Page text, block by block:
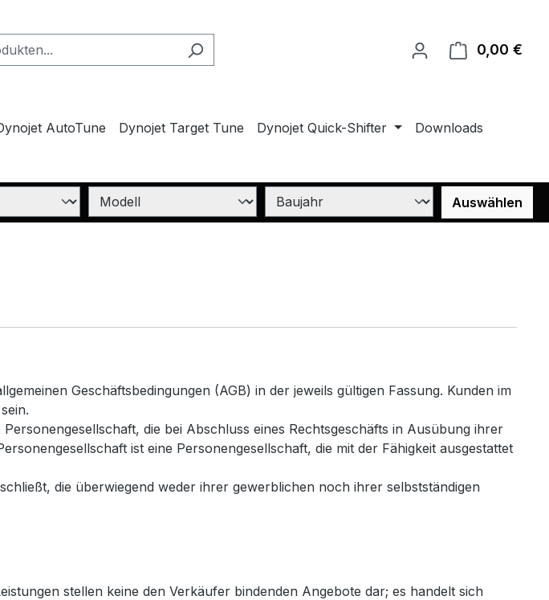
0,00 €
AutoTune Dynojet Target Tune Dynojet Quick-Shifter
Downloads
Auswählen
Geschäftsbedingungen (AGB) in der jeweils gültigen Fassung. Kunden im
die bei Abschluss eines Rechtsgeschäfts in Ausübung ihrer
ist eine Personengesellschaft, die mit der Fähigkeit ausgestattet
die überwiegend weder ihrer gewerblichen noch ihrer selbstständigen
stellen keine den Verkäufer bindenden Angebote dar; es handelt sich